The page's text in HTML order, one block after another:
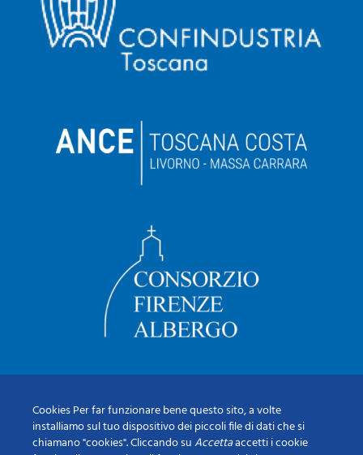
Cookies Per far funzionare bene questo sito, a volte
installiamo sul tuo dispositivo dei piccoli file di dati che si
chiamano "cookies". Cliccando suAccettaaccetti i cookie